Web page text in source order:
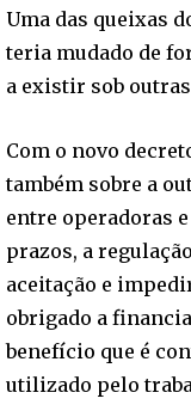
Uma das queixas
teria mudado de
a existir sob
Com o novo
também sobre a
entre operadoras
prazos, a
aceitação e
obrigado a
benefício que é
utilizado pelo